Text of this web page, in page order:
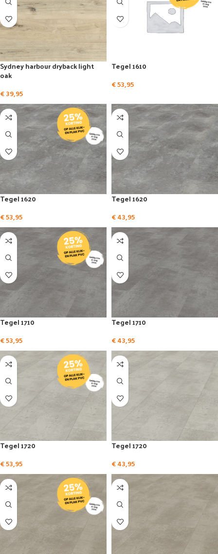
Sydney harbour dryback light
oak
€39,95
Tegel 1610
€53,95
Tegel 1620
€53,95
Tegel 1620
€43,95
Tegel 1710
€53,95
Tegel 1710
€43,95
Tegel 1720
€53,95
Tegel 1720
€43,95